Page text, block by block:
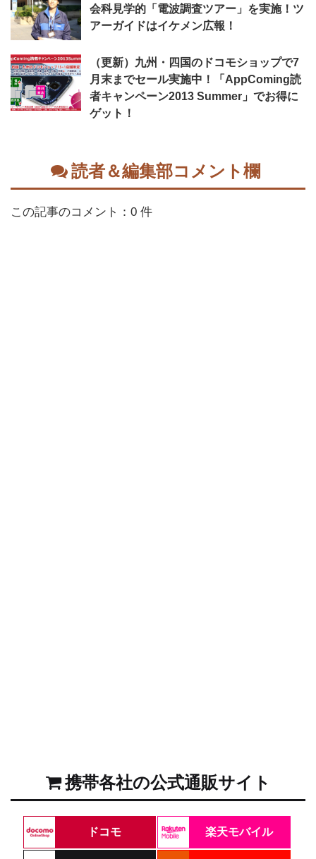
会科見学的「電波調査ツアー」を実施！ツ
アーガイドはイケメン広報！
（更新）九州・四国のドコモショップで7
月末までセール実施中！「AppComing読
者キャンペーン2013 Summer」でお得に
ゲット！
読者＆編集部コメント欄
この記事のコメント：0 件
携帯各社の公式通販サイト
ドコモ 楽天モバイル